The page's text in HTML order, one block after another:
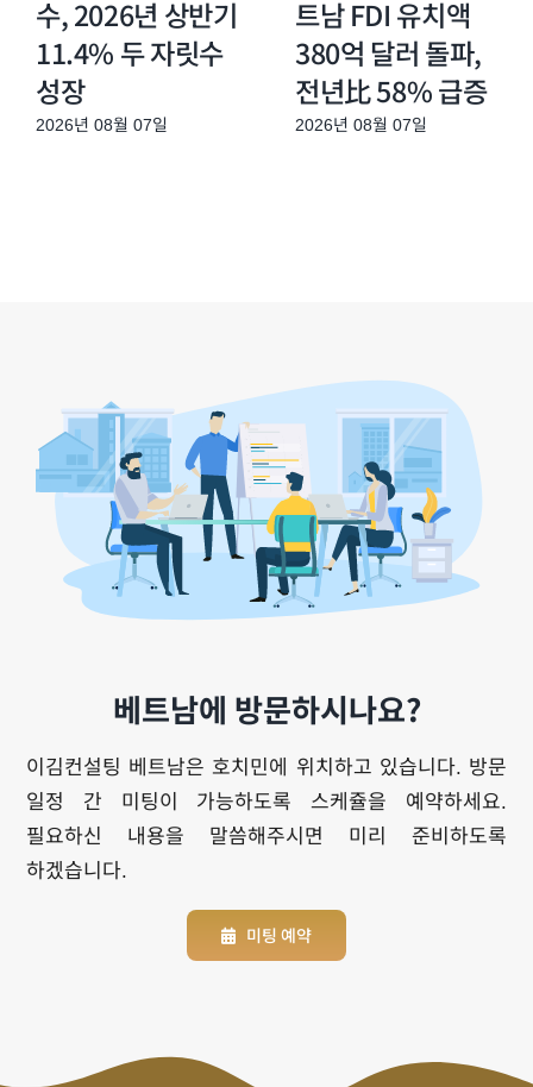
수, 2026년 상반기
11.4% 두 자릿수
성장
2026년 08월 07일
트남 FDI 유치액
380억 달러 돌파,
전년比 58% 급증
2026년 08월 07일
베트남에 방문하시나요?
이김컨설팅 베트남은 호치민에 위치하고 있습니다. 방문
일정 간 미팅이 가능하도록 스케쥴을 예약하세요.
필요하신 내용을 말씀해주시면 미리 준비하도록
하겠습니다.
미팅 예약